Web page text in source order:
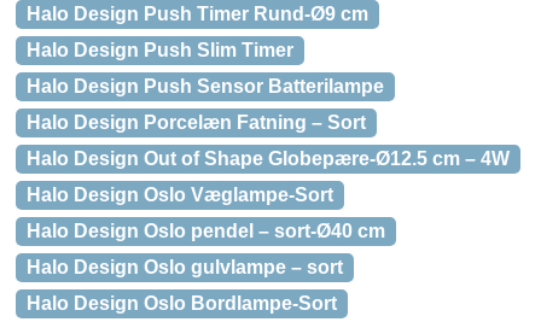
Halo Design Push Timer Rund-Ø9 cm
Halo Design Push Slim Timer
Halo Design Push Sensor Batterilampe
Halo Design Porcelæn Fatning – Sort
Halo Design Out of Shape Globepære-Ø12.5 cm – 4W
Halo Design Oslo Væglampe-Sort
Halo Design Oslo pendel – sort-Ø40 cm
Halo Design Oslo gulvlampe – sort
Halo Design Oslo Bordlampe-Sort